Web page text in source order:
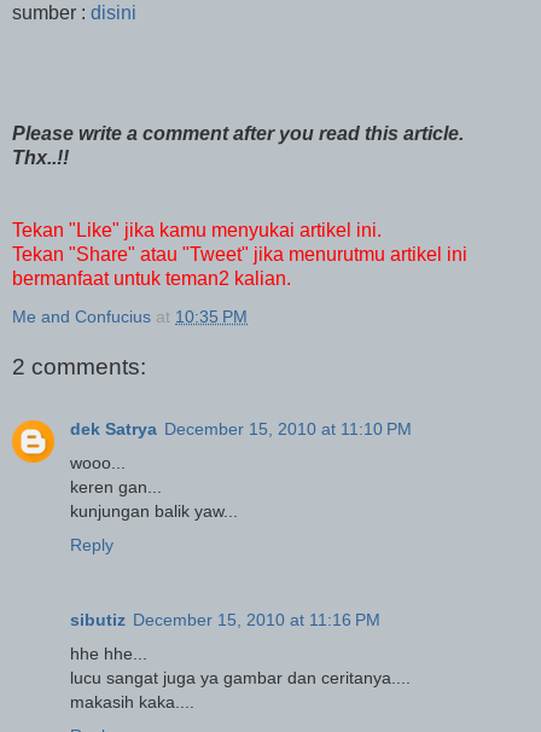
sumber : disini
Please write a comment after you read this article.
Thx..!!
Tekan "Like" jika kamu menyukai artikel ini.
Tekan "Share" atau "Tweet" jika menurutmu artikel ini
bermanfaat untuk teman2 kalian.
Me and Confucius at 10:35 PM
2 comments:
dek Satrya December 15, 2010 at 11:10 PM
wooo...
keren gan...
kunjungan balik yaw...
Reply
sibutiz December 15, 2010 at 11:16 PM
hhe hhe...
lucu sangat juga ya gambar dan ceritanya....
makasih kaka....